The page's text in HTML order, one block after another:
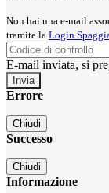
Non hai una e-mail
tramite la Login
E-mail inviata, si
Errore
Chiudi
Successo
Chiudi
Informazione